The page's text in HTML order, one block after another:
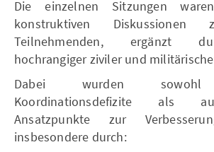
Die einzelnen Sitzungen
konstruktiven Diskussionen
Teilnehmenden, ergänzt
hochrangiger ziviler und
Dabei wurden sowohl
Koordinationsdefizite als
Ansatzpunkte zur
insbesondere durch: